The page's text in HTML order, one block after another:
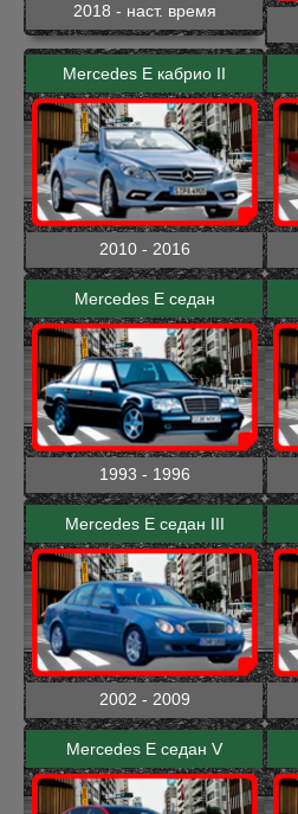
2018 - наст. время
Mercedes E кабрио II
2010 - 2016
Mercedes E седан
1993 - 1996
Mercedes E седан III
2002 - 2009
Mercedes E седан V